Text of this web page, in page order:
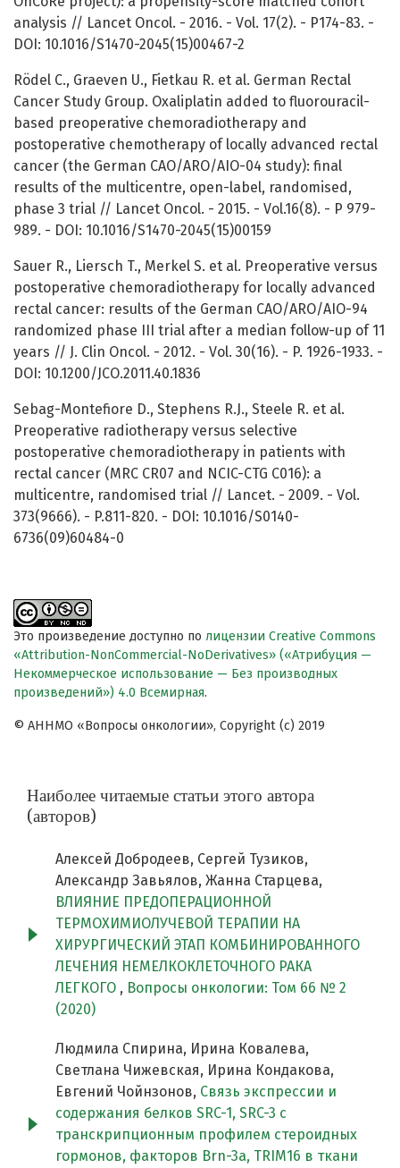
analysis // Lancet Oncol. - 2016. - Vol. 17(2). - P174-83. -
DOI: 10.1016/S1470-2045(15)00467-2
Rödel C., Graeven U., Fietkau R. et al. German Rectal
Cancer Study Group. Oxaliplatin added to fluorouracil-
based preoperative chemoradiotherapy and
postoperative chemotherapy of locally advanced rectal
cancer (the German CAO/ARO/AIO-04 study): final
results of the multicentre, open-label, randomised,
phase 3 trial // Lancet Oncol. - 2015. - Vol.16(8). - P 979-
989. - DOI: 10.1016/S1470-2045(15)00159
Sauer R., Liersch T., Merkel S. et al. Preoperative versus
postoperative chemoradiotherapy for locally advanced
rectal cancer: results of the German CAO/ARO/AIO-94
randomized phase III trial after a median follow-up of 11
years // J. Clin Oncol. - 2012. - Vol. 30(16). - P. 1926-1933. -
DOI: 10.1200/JCO.2011.40.1836
Sebag-Montefiore D., Stephens R.J., Steele R. et al.
Preoperative radiotherapy versus selective
postoperative chemoradiotherapy in patients with
rectal cancer (MRC CR07 and NCIC-CTG C016): a
multicentre, randomised trial // Lancet. - 2009. - Vol.
373(9666). - P.811-820. - DOI: 10.1016/S0140-
6736(09)60484-0
Это произведение доступно по лицензии Creative Commons
«Attribution-NonCommercial-NoDerivatives» («Атрибуция —
Некоммерческое использование — Без производных
произведений») 4.0 Всемирная.
© АННМО «Вопросы онкологии», Copyright (c) 2019
Наиболее читаемые статьи этого автора
(авторов)
Алексей Добродеев, Сергей Тузиков,
Александр Завьялов, Жанна Старцева,
ВЛИЯНИЕ ПРЕДОПЕРАЦИОННОЙ
ТЕРМОХИМИОЛУЧЕВОЙ ТЕРАПИИ НА
ХИРУРГИЧЕСКИЙ ЭТАП КОМБИНИРОВАННОГО
ЛЕЧЕНИЯ НЕМЕЛКОКЛЕТОЧНОГО РАКА
ЛЕГКОГО , Вопросы онкологии: Том 66 № 2
(2020)
Людмила Спирина, Ирина Ковалева,
Светлана Чижевская, Ирина Кондакова,
Евгений Чойнзонов, Связь экспрессии и
содержания белков SRC-1, SRC-3 с
транскрипционным профилем стероидных
гормонов, факторов Brn-3a, TRIM16 в ткани